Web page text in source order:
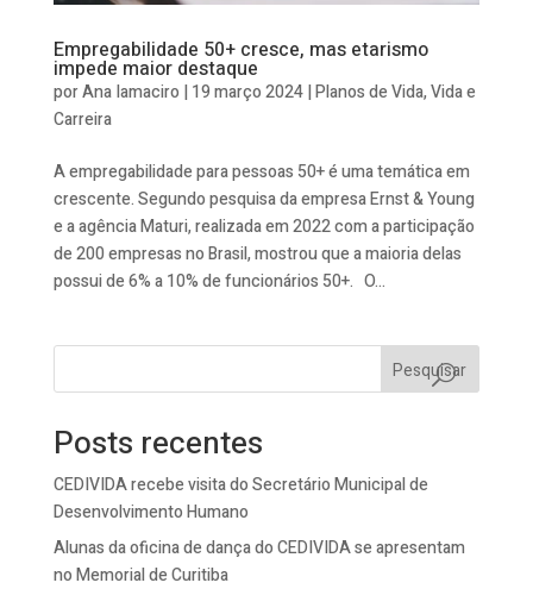
Empregabilidade 50+ cresce, mas etarismo
impede maior destaque
porAna Iamaciro |19 março 2024|Planos de Vida,Vida e
Carreira
A empregabilidade para pessoas 50+ é uma temática em
crescente. Segundo pesquisa da empresa Ernst & Young
e a agência Maturi, realizada em 2022 com a participação
de 200 empresas no Brasil, mostrou que a maioria delas
possui de 6% a 10% de funcionários 50+. O...
Pesquisar
Posts recentes
CEDIVIDA recebe visita do Secretário Municipal de
Desenvolvimento Humano
Alunas da oficina de dança do CEDIVIDA se apresentam
no Memorial de Curitiba